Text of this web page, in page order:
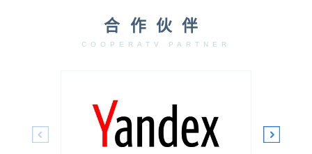
合作伙伴
COOPERATV PARTNER